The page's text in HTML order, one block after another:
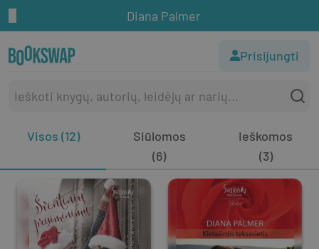
Diana Palmer
Prisijungti
Visos (12)
Siūlomos
(6)
Ieškomos
(3)